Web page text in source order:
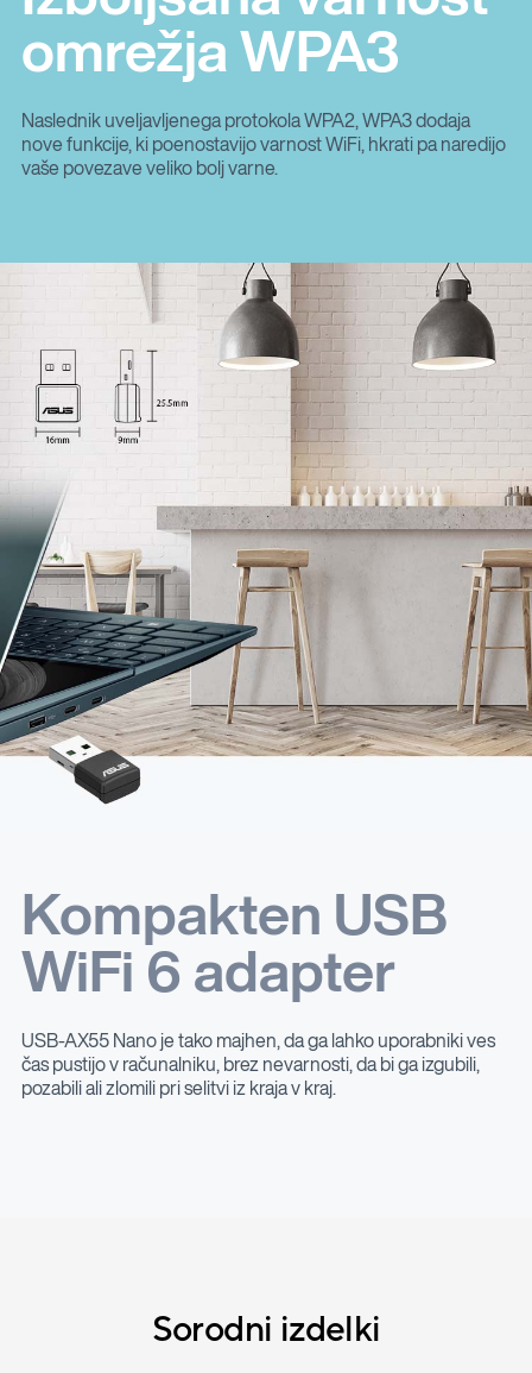
omrežja WPA3
Naslednik uveljavljenega protokola WPA2, WPA3 dodaja
nove funkcije, ki poenostavijo varnost WiFi, hkrati pa naredijo
vaše povezave veliko bolj varne.
Kompakten USB
WiFi 6 adapter
USB-AX55 Nano je tako majhen, da ga lahko uporabniki ves
čas pustijo v računalniku, brez nevarnosti, da bi ga izgubili,
pozabili ali zlomili pri selitvi iz kraja v kraj.
Sorodni izdelki